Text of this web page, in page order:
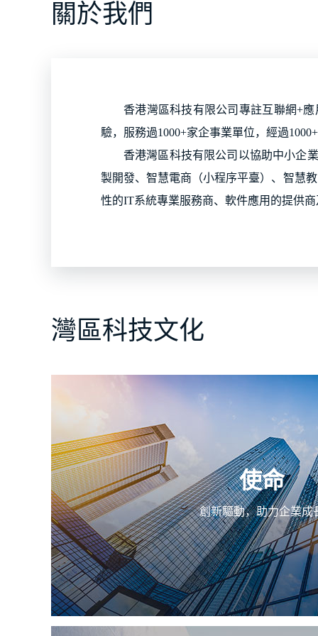
關於我們
香港灣區科技有限公司專註互聯網+
驗，服務過1000+家企事業單位，經過
香港灣區科技有限公司以協助中小企
製開發、智慧電商（小程序平臺）、智慧
性的IT系統專業服務商、軟件應用的提供
灣區科技文化
使命
創新驅動，助力企業成